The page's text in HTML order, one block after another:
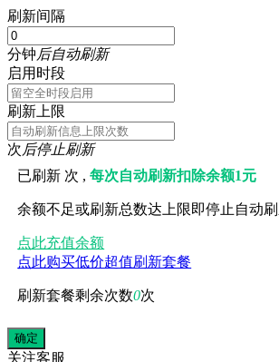
刷新间隔
分钟后自动刷新
启用时段
刷新上限
次后停止刷新
已刷新 次 ,每次自动刷新扣除余额1元
余额不足或刷新总数达上限即停止自动
点此充值余额
点此购买低价超值刷新套餐
刷新套餐剩余次数0次
关注客服